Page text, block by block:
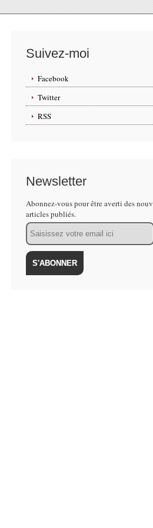
Suivez-moi
Facebook
Twitter
RSS
Newsletter
Abonnez-vous pour être averti des
articles publiés.
Email